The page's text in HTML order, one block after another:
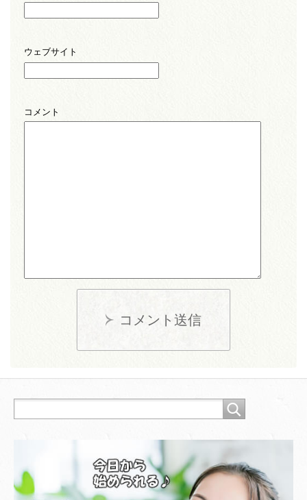
ウェブサイト
コメント
コメント送信